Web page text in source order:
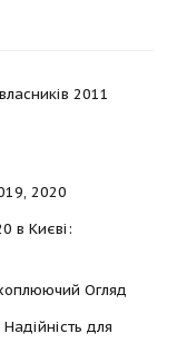
2011
2020
в Києві:
Огляд
для